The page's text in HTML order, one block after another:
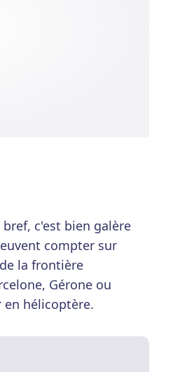
c'est bien galère
compter sur
la frontière
Gérone ou
en hélicoptère.